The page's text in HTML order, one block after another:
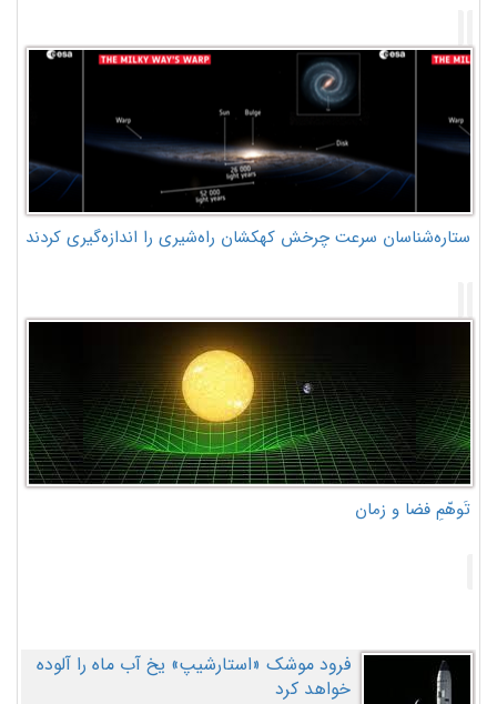
ستاره‌شناسان سرعت چرخش کهکشان راه‌شیری را اندازه‌گیری کردند
تَوهّمِ فضا و زمان
فرود موشک «استارشیپ» یخ آب ماه را آلوده
خواهد کرد